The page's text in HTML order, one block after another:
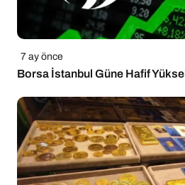
7 ay önce
Borsa İstanbul Güne Hafif